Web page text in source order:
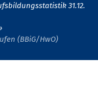
31.12.
(BBiG/HwO)